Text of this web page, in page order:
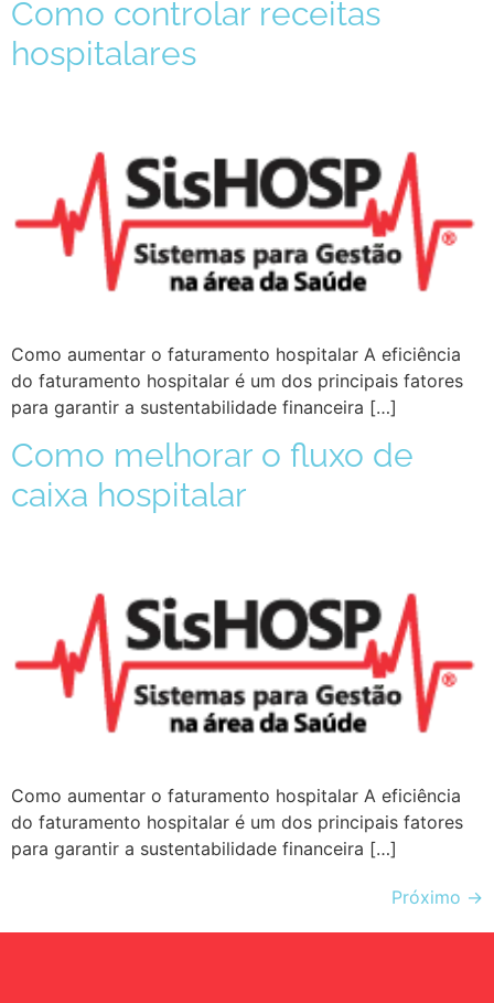
Como controlar receitas
hospitalares
Como aumentar o faturamento hospitalar A eficiência
do faturamento hospitalar é um dos principais fatores
para garantir a sustentabilidade financeira […]
Como melhorar o fluxo de
caixa hospitalar
Como aumentar o faturamento hospitalar A eficiência
do faturamento hospitalar é um dos principais fatores
para garantir a sustentabilidade financeira […]
Próximo →